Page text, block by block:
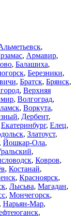
,
, Армавир,
, Балашиха,
, Березники,
, Братск, Брянск,
, Верхняя
, Волгоград,
, Воркута,
, Дербент,
Екатеринбург, Елец,
, Златоуст,
, Йошкар-Ола,
,
, Ковров,
, Костанай,
, Красноярск,
, Лысьва, Магадан,
, Мончегорск,
, Нарьян-Мар,
,